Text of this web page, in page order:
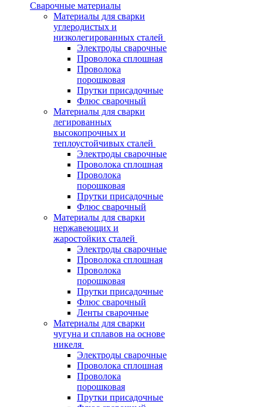
Сварочные материалы
Материалы для сварки
углеродистых и
низколегированных сталей
Электроды сварочные
Проволока сплошная
Проволока
порошковая
Прутки присадочные
Флюс сварочный
Материалы для сварки
легированных
высокопрочных и
теплоустойчивых сталей
Электроды сварочные
Проволока сплошная
Проволока
порошковая
Прутки присадочные
Флюс сварочный
Материалы для сварки
нержавеющих и
жаростойких сталей
Электроды сварочные
Проволока сплошная
Проволока
порошковая
Прутки присадочные
Флюс сварочный
Ленты сварочные
Материалы для сварки
чугуна и сплавов на основе
никеля
Электроды сварочные
Проволока сплошная
Проволока
порошковая
Прутки присадочные